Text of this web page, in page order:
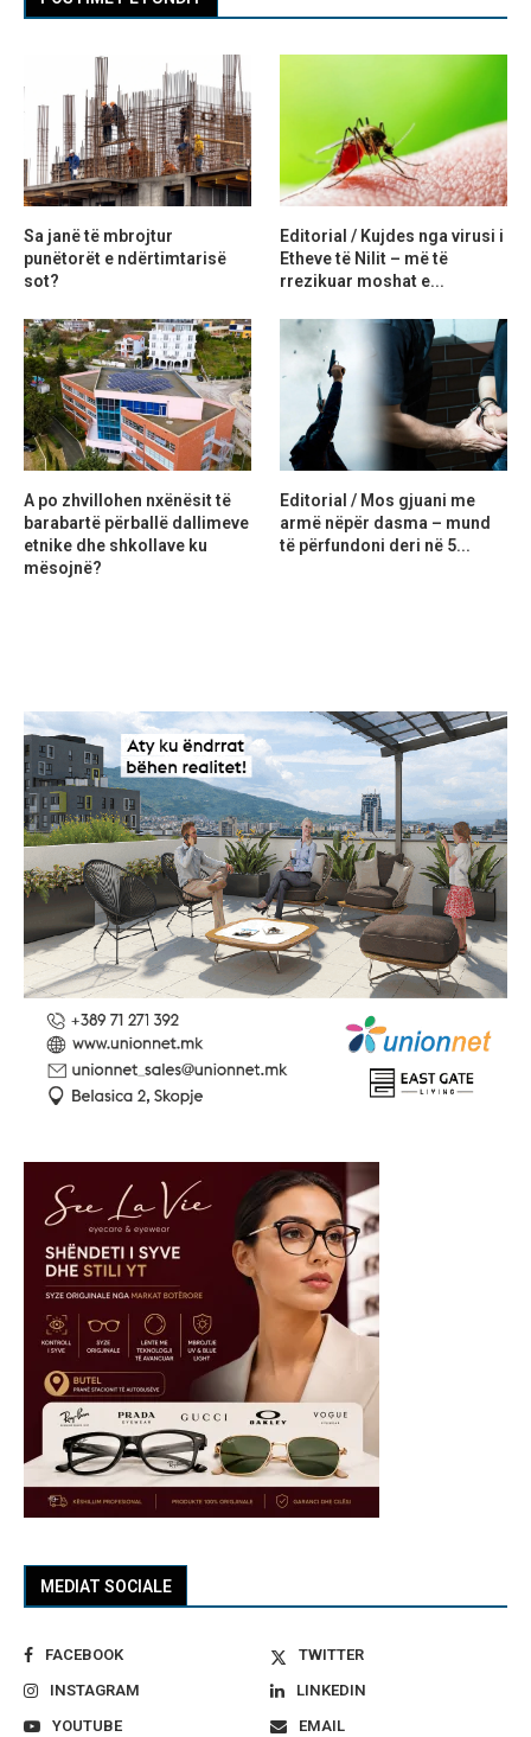
MEDIAT SOCIALE
FACEBOOK
TWITTER
INSTAGRAM
LINKEDIN
YOUTUBE
EMAIL
Sa janë të mbrojtur
punëtorët e ndërtimtarisë
sot?
Editorial / Kujdes nga virusi i
Etheve të Nilit – më të
rrezikuar moshat e...
A po zhvillohen nxënësit të
barabartë përballë dallimeve
etnike dhe shkollave ku
mësojnë?
Editorial / Mos gjuani me
armë nëpër dasma – mund
të përfundoni deri në 5...